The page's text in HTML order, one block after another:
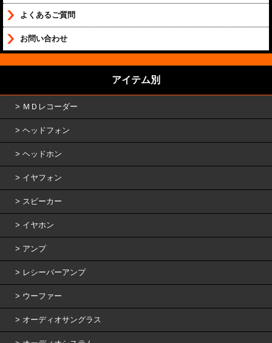
よくあるご質問
お問い合わせ
アイテム別
ＭＤレコーダー
ヘッドフォン
ヘッドホン
イヤフォン
スピーカー
イヤホン
アンプ
レシーバーアンプ
ウーファー
オーディオサングラス